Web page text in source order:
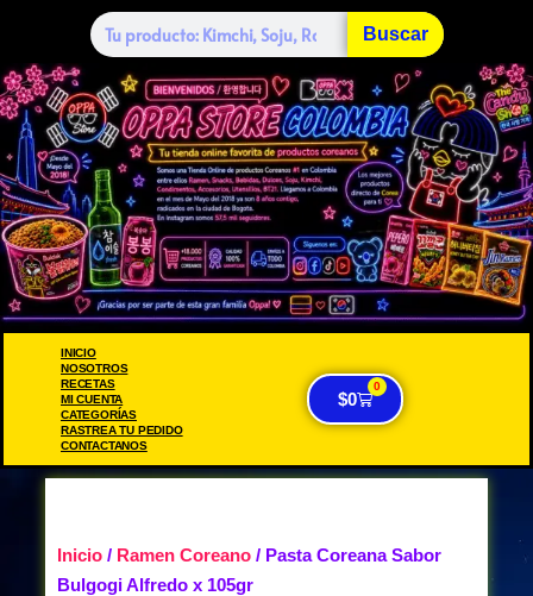
Buscar
INICIO
NOSOTROS
RECETAS
MI CUENTA
CATEGORÍAS
RASTREA TU PEDIDO
CONTACTANOS
$0
0
Inicio / Ramen Coreano / Pasta Coreana Sabor
Bulgogi Alfredo x 105gr